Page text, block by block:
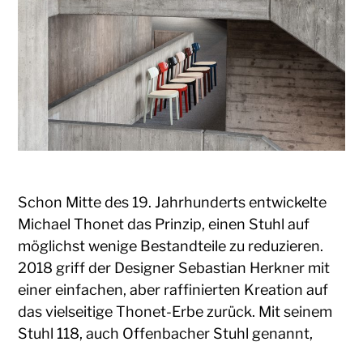
Schon Mitte des 19. Jahrhunderts entwickelte
Michael Thonet das Prinzip, einen Stuhl auf
möglichst wenige Bestandteile zu reduzieren.
2018 griff der Designer Sebastian Herkner mit
einer einfachen, aber raffinierten Kreation auf
das vielseitige Thonet-Erbe zurück. Mit seinem
Stuhl 118, auch Offenbacher Stuhl genannt,